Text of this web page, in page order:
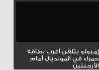
إمبولو يتلقى أغرب بطاقة
حمراء في المونديال أمام
الأرجنتين